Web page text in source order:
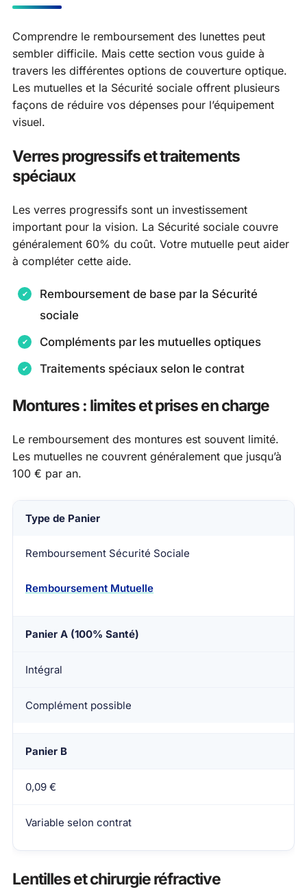
Comprendre le remboursement des lunettes peut
sembler difficile. Mais cette section vous guide à
travers les différentes options de couverture optique.
Les mutuelles et la Sécurité sociale offrent plusieurs
façons de réduire vos dépenses pour l’équipement
visuel.
Verres progressifs et traitements
spéciaux
Les verres progressifs sont un investissement
important pour la vision. La Sécurité sociale couvre
généralement 60% du coût. Votre mutuelle peut aider
à compléter cette aide.
Remboursement de base par la Sécurité
sociale
Compléments par les mutuelles optiques
Traitements spéciaux selon le contrat
Montures : limites et prises en charge
Le remboursement des montures est souvent limité.
Les mutuelles ne couvrent généralement que jusqu’à
100 € par an.
Type de Panier
Remboursement Sécurité Sociale
Remboursement Mutuelle
Panier A (100% Santé)
Intégral
Complément possible
Panier B
0,09 €
Variable selon contrat
Lentilles et chirurgie réfractive